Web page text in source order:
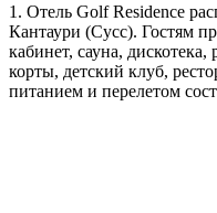
1. Отель Golf Residence
Кантаури (Сусс). Гостям
кабинет, сауна,
корты, детский клуб,
питанием и перелетом